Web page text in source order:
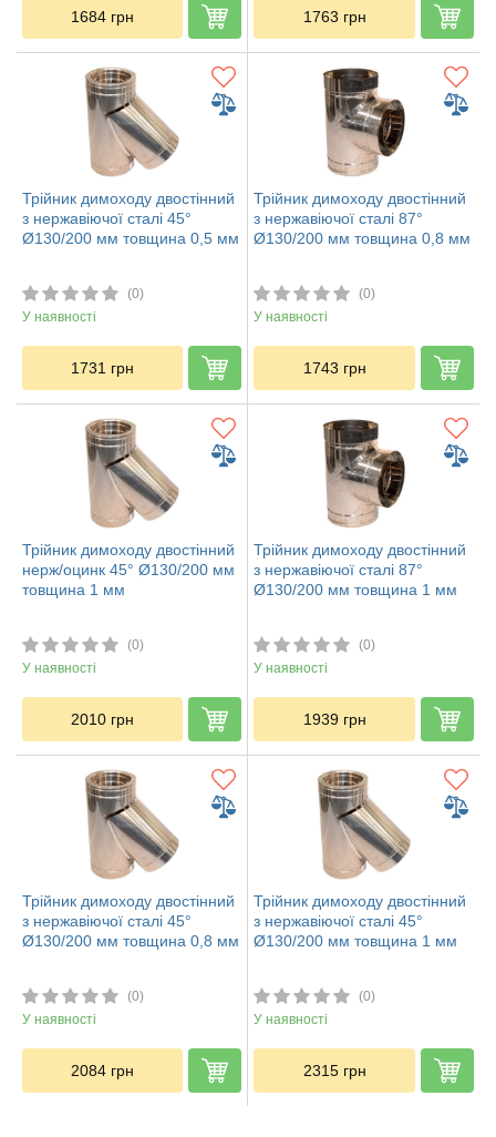
1684 грн 1763 грн
Трійник димоходу двостінний
з нержавіючої сталі 45°
Ø130/200 мм товщина 0,5 мм
(0)
У наявності
1731 грн
Трійник димоходу двостінний
з нержавіючої сталі 87°
Ø130/200 мм товщина 0,8 мм
(0)
У наявності
1743 грн
Трійник димоходу двостінний
нерж/оцинк 45° Ø130/200 мм
товщина 1 мм
(0)
У наявності
2010 грн
Трійник димоходу двостінний
з нержавіючої сталі 87°
Ø130/200 мм товщина 1 мм
(0)
У наявності
1939 грн
Трійник димоходу двостінний
з нержавіючої сталі 45°
Ø130/200 мм товщина 0,8 мм
(0)
У наявності
2084 грн
Трійник димоходу двостінний
з нержавіючої сталі 45°
Ø130/200 мм товщина 1 мм
(0)
У наявності
2315 грн